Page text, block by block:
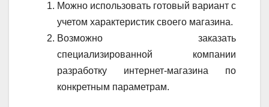
Можно использовать готовый вариант с
учетом характеристик своего магазина.
Возможно заказать
специализированной компании
разработку интернет-магазина по
конкретным параметрам.